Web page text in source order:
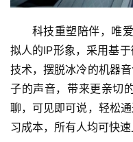
科技重塑陪伴，唯
拟人的IP形象，采用基
技术，摆脱冰冷的机器
子的声音，带来更亲切
聊，可见即可说，轻松
习成本，所有人均可快速